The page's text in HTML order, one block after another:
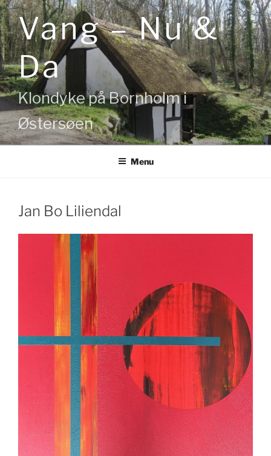
Videre
til
indholdVang – Nu &
Da
Klondyke på Bornholm i
Østersøen
Menu
Jan Bo Liliendal